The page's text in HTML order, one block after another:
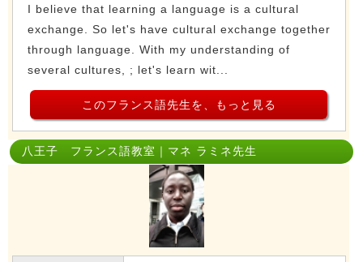
I believe that learning a language is a cultural
exchange. So let's have cultural exchange together
through language. With my understanding of
several cultures, ; let's learn wit...
このフランス語先生を、もっと見る
八王子 フランス語教室｜マネ ラミネ先生